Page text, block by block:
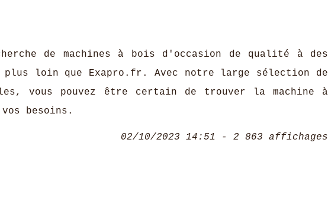
de machines à bois d'occasion de qualité à des
plus loin que Exapro.fr. Avec notre large sélection de
vous pouvez être certain de trouver la machine à
besoins.
02/10/2023 14:51 - 2 863 affichages